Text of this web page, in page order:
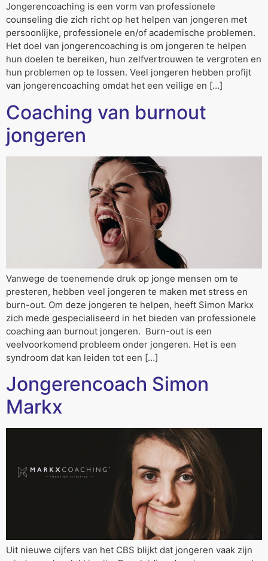
Jongerencoaching is een vorm van professionele
counseling die zich richt op het helpen van jongeren met
persoonlijke, professionele en/of academische problemen.
Het doel van jongerencoaching is om jongeren te helpen
hun doelen te bereiken, hun zelfvertrouwen te vergroten en
hun problemen op te lossen. Veel jongeren hebben profijt
van jongerencoaching omdat het een veilige en […]
Coaching van burnout
jongeren
Vanwege de toenemende druk op jonge mensen om te
presteren, hebben veel jongeren te maken met stress en
burn-out. Om deze jongeren te helpen, heeft Simon Markx
zich mede gespecialiseerd in het bieden van professionele
coaching aan burnout jongeren. Burn-out is een
veelvoorkomend probleem onder jongeren. Het is een
syndroom dat kan leiden tot een […]
Jongerencoach Simon
Markx
Uit nieuwe cijfers van het CBS blijkt dat jongeren vaak zijn